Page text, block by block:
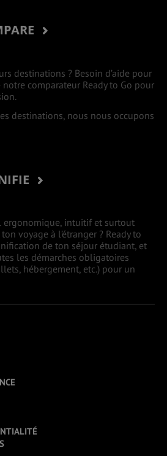
destinations ? Besoin d’aide pour
comparateur Ready to Go pour
destinations, nous nous occupons
ergonomique, intuitif et surtout
voyage à l’étranger ? Ready to
de ton séjour étudiant, et
les démarches obligatoires
hébergement, etc.) pour un